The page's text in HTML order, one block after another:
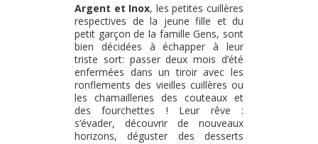
Argent et Inox, les petites cuillères
respectives de la jeune fille et du
petit garçon de la famille Gens, sont
bien décidées à échapper à leur
triste sort: passer deux mois d’été
enfermées dans un tiroir avec les
ronflements des vieilles cuillères ou
les chamailleries des couteaux et
des fourchettes ! Leur rêve :
s’évader, découvrir de nouveaux
horizons, déguster des desserts